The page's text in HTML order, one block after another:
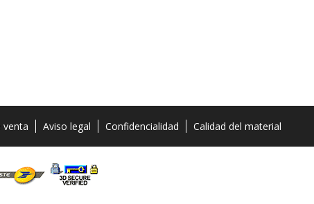
venta Aviso legal Confidencialidad Calidad del material